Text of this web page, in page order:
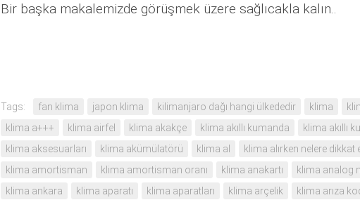
Bir başka makalemizde görüşmek üzere sağlıcakla kalın..
Tags: fan klima japon klima kilimanjaro dağı hangi ülkededir klima
klima a+++
klima airfel klima akakçe klima akıllı kumanda
klima akıllı
klima aksesuarları
klima akümülatörü klima al
klima alırken nelere dikkat
klima amortisman
klima amortisman oranı klima anakartı
klima analog
klima ankara
klima aparatı klima aparatları klima arçelik
klima arıza